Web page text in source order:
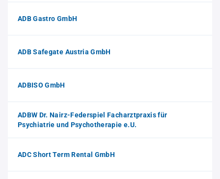
ADB Gastro GmbH
ADB Safegate Austria GmbH
ADBISO GmbH
ADBW Dr. Nairz-Federspiel Facharztpraxis für
Psychiatrie und Psychotherapie e.U.
ADC Short Term Rental GmbH